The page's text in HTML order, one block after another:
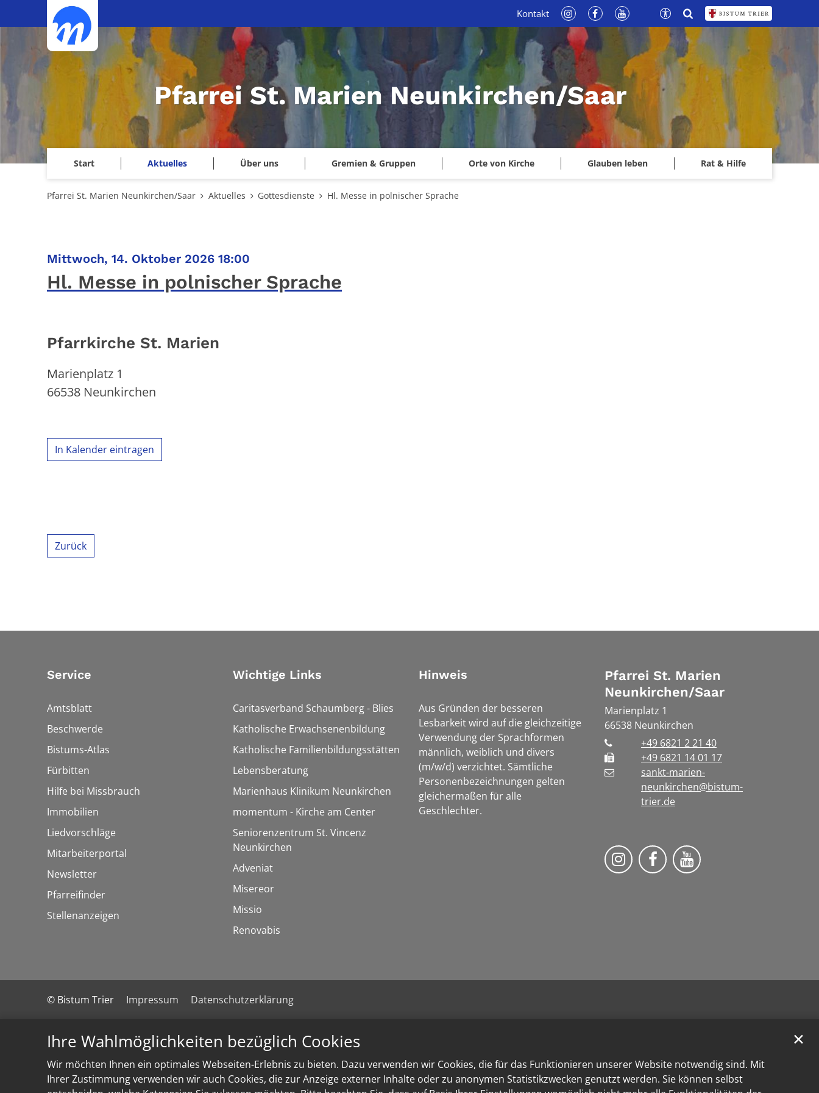
Ihre Wahlmöglichkeiten bezüglich Cookies
Wir möchten Ihnen ein optimales Webseiten-Erlebnis zu bieten. Dazu verwenden wir Cookies, die für das Funktionieren unserer Website notwendig sind. Mit
Ihrer Zustimmung verwenden wir auch Cookies, die zur Anzeige externer Inhalte oder zu anonymen Statistikzwecken genutzt werden. Sie können selbst
✕
Zum Inhalt springen
Pfarrei St. Marien Neunkirchen/Saar
Start Aktuelles Über uns Gremien & Gruppen Orte von Kirche Glauben leben Rat & Hilfe
Kontakt
Pfarrei St. Marien Neunkirchen/Saar Aktuelles Gottesdienste Hl. Messe in polnischer Sprache
Mittwoch, 14. Oktober 2026 18:00
Hl. Messe in polnischer Sprache
Pfarrkirche St. Marien
Marienplatz 1
66538 Neunkirchen
In Kalender eintragen
Zurück
Service
Amtsblatt
Beschwerde
Bistums-Atlas
Fürbitten
Hilfe bei Missbrauch
Immobilien
Liedvorschläge
Mitarbeiterportal
Newsletter
Pfarreifinder
Stellenanzeigen
Wichtige Links
Caritasverband Schaumberg - Blies
Katholische Erwachsenenbildung
Katholische Familienbildungsstätten
Lebensberatung
Marienhaus Klinikum Neunkirchen
momentum - Kirche am Center
Seniorenzentrum St. Vincenz
Neunkirchen
Adveniat
Misereor
Missio
Renovabis
Hinweis
Aus Gründen der besseren
Lesbarkeit wird auf die gleichzeitige
Verwendung der Sprachformen
männlich, weiblich und divers
(m/w/d) verzichtet. Sämtliche
Personenbezeichnungen gelten
gleichermaßen für alle
Geschlechter.
Pfarrei St. Marien
Neunkirchen/Saar
Marienplatz 1
66538 Neunkirchen
+49 6821 2 21 40
+49 6821 14 01 17
sankt-marien-
neunkirchen@bistum-
trier.de
Bistum Trier auf Instragram
Die Pfarrei auf Facebook
Die Pfarrei auf
© Bistum Trier Impressum Datenschutzerklärung